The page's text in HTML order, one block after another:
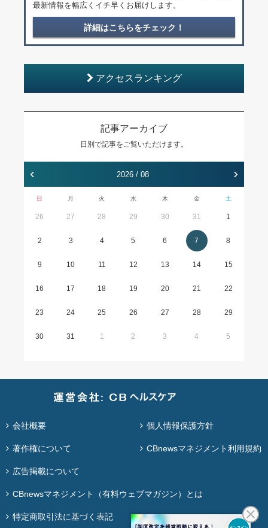
最新情報を幅広くイチ早くお届けします。
詳細はこちらをチェック！
アクセスランキング
記事アーカイブ
日別で記事をご覧いただけます。
‹ 2026 / 08 ›
日 月 火 水 木 金 土
26 27 28 29 30 31 1
2 3 4 5 6 7 8
9 10 11 12 13 14 15
16 17 18 19 20 21 22
23 24 25 26 27 28 29
30 31 1 2 3 4 5
会社概要 個人情報保護方針
著作権について CBnewsマネジメント利用規約
広告掲載について
CBnewsマネジメント（有料ウェブマガジン）とは
特定商取引法に基づく表記